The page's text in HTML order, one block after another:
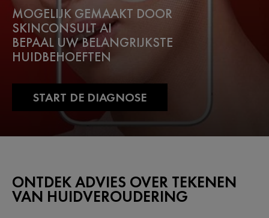
MOGELIJK GEMAAKT DOOR
SKINCONSULT AI
BEPAAL UW BELANGRIJKSTE
HUIDBEHOEFTEN
START DE DIAGNOSE
ONTDEK ADVIES OVER TEKENEN
VAN HUIDVEROUDERING